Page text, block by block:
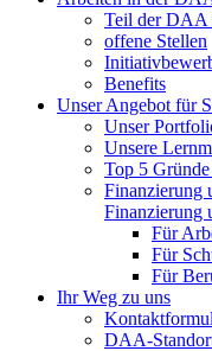
Teil der DAA
offene Stellen
Benefits
Unser Angebot für
Unser
Unsere
Top 5
Finanzierung
Finanzierung
Für
Für
Für
Ihr Weg zu uns
DAA-